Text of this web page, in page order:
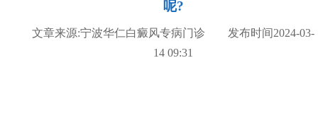
呢?
文章来源:宁波华仁白癜风专病门诊 发布时间2024-03-
14 09:31